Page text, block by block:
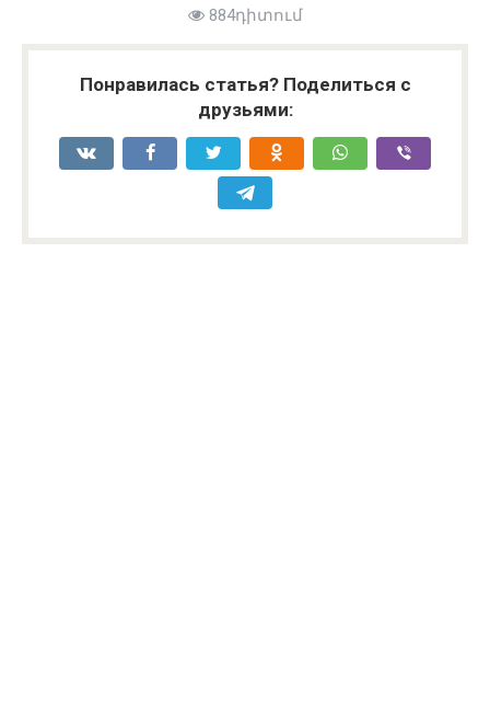
884դիտում
Понравилась статья? Поделиться с
друзьями: